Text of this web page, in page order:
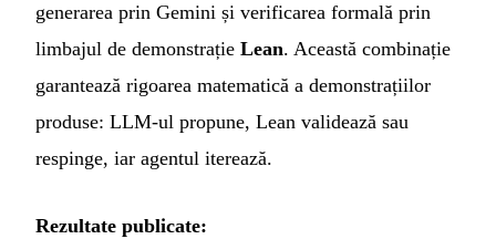
generarea prin Gemini și verificarea formală prin
limbajul de demonstrație Lean. Această combinație
garantează rigoarea matematică a demonstrațiilor
produse: LLM-ul propune, Lean validează sau
respinge, iar agentul iterează.
Rezultate publicate: